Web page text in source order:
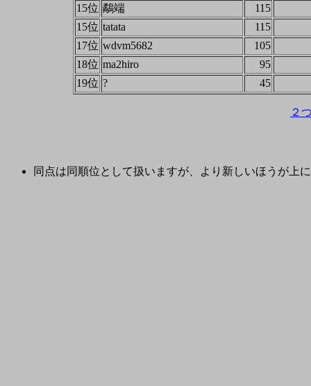
15位 鷸端
115
15位 tatata
115
17位 wdvm5682
105
18位 ma2hiro
95
19位 ? 45
２
同点は同順位として扱いますが、より新しいほうが上